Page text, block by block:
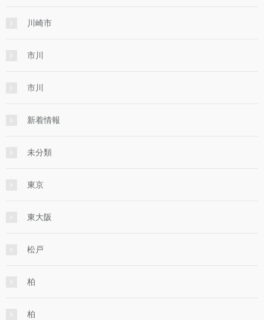
川崎市
市川
市川
新着情報
未分類
東京
東大阪
松戸
柏
柏